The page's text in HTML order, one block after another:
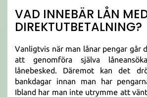
VAD INNEBÄR LÅN
DIREKTUTBETALNING?
Vanligtvis när man lånar pengar går
att genomföra själva
lånebesked. Däremot kan det
bankdagar innan man har
Ibland har man inte utrymme att